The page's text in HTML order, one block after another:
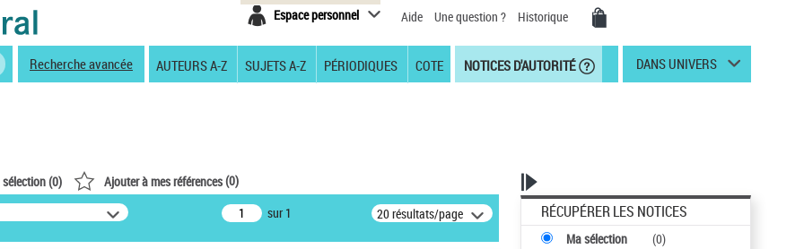
Espace personnel Aide Une question ? Historique
Recherche avancée AUTEURS A-Z SUJETS A-Z PÉRIODIQUES COTE NOTICES D'AUTORITÉ DANS UNIVERS
(0) Ajouter à mes références(0)
sur 1 20 résultats/page RÉCUPÉRER LES NOTICES
Ma sélection (0)